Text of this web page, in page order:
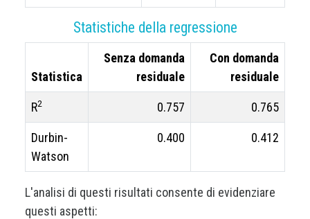
Statistiche della regressione
Statistica
Senza domanda
residuale
Con domanda
residuale
R2 0.757 0.765
Durbin-
Watson
0.400 0.412
L'analisi di questi risultati consente di evidenziare
questi aspetti: